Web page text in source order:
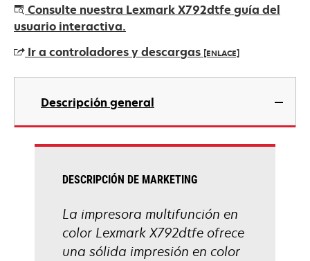
se
abre
una
pestaña
Consulte nuestra Lexmark X792dtfe guía del
usuario interactiva.
Ir a controladores y descargas [ENLACE]
se
una
pestaña
Descripción general
DESCRIPCIÓN DE MARKETING
La impresora multifunción en
color Lexmark X792dtfe ofrece
una sólida impresión en color